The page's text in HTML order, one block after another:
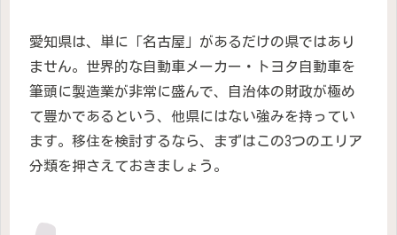
愛知県は、単に「名古屋」があるだけの県ではあり
ません。世界的な自動車メーカー・トヨタ自動車を
筆頭に製造業が非常に盛んで、自治体の財政が極め
て豊かであるという、他県にはない強みを持ってい
ます。移住を検討するなら、まずはこの3つのエリア
分類を押さえておきましょう。